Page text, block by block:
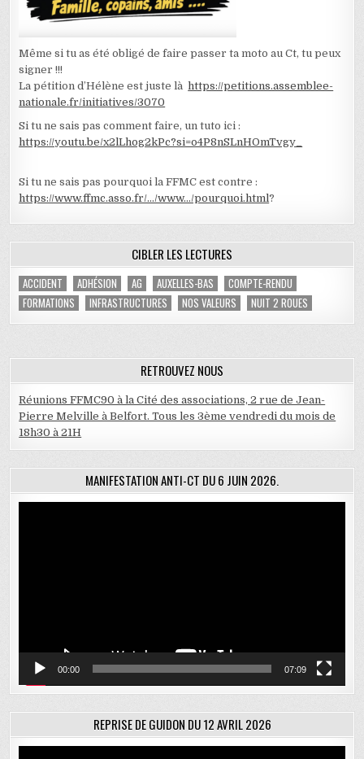
Même si tu as été obligé de faire passer ta moto au Ct, tu peux
signer !!!
La pétition d’Hélène est juste làhttps://petitions.assemblee-
nationale.fr/initiatives/3070
Si tu ne sais pas comment faire, un tuto ici :
https://youtu.be/x2lLhog2kPc?si=o4P8nSLnHOmTvgy_
Si tu ne sais pas pourquoi la FFMC est contre :
https://www.ffmc.asso.fr/…/www…/pourquoi.html?
CIBLER LES LECTURES
ACCIDENT ADHÉSION AG AUXELLES-BAS
COMPTE-RENDU
FORMATIONS
INFRASTRUCTURES NOS VALEURS NUIT 2 ROUES
RETROUVEZ NOUS
Réunions FFMC90 à la Cité des associations, 2 rue de Jean-
Pierre Melville à Belfort. Tous les 3ème vendredi du mois de
18h30 à 21H
MANIFESTATION ANTI-CT DU 6 JUIN 2026.
00:00 07:09
REPRISE DE GUIDON DU 12 AVRIL 2026